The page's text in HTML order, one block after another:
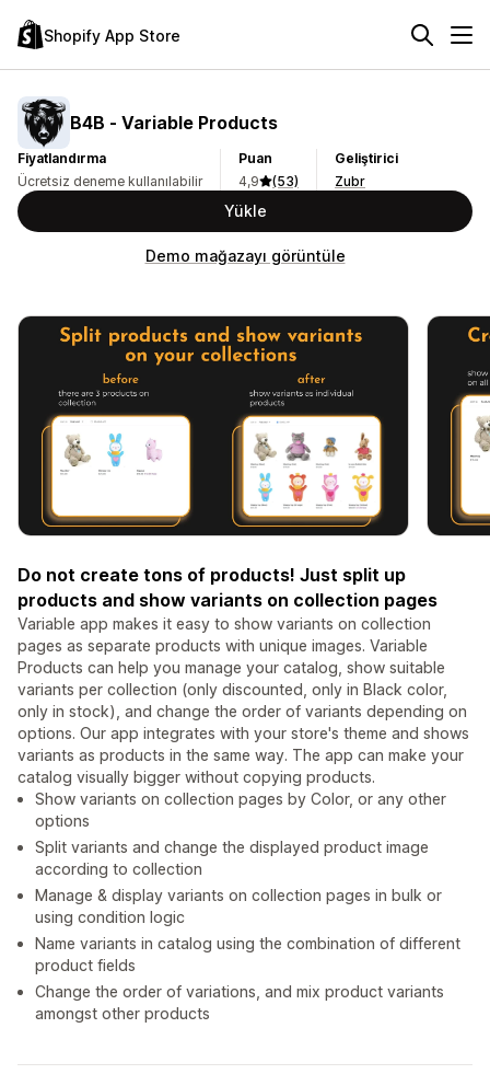
Shopify App Store
B4B ‑ Variable Products
Fiyatlandırma
Ücretsiz deneme kullanılabilir
Puan
4,9
(53)
Geliştirici
Zubr
Yükle
Demo mağazayı görüntüle
Do not create tons of products! Just split up
products and show variants on collection pages
Variable app makes it easy to show variants on collection
pages as separate products with unique images. Variable
Products can help you manage your catalog, show suitable
variants per collection (only discounted, only in Black color,
only in stock), and change the order of variants depending on
options. Our app integrates with your store's theme and shows
variants as products in the same way. The app can make your
catalog visually bigger without copying products.
Show variants on collection pages by Color, or any other
options
Split variants and change the displayed product image
according to collection
Manage & display variants on collection pages in bulk or
using condition logic
Name variants in catalog using the combination of different
product fields
Change the order of variations, and mix product variants
amongst other products